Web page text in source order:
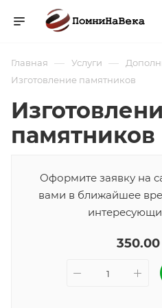
Главная — Услуги —
Изготовление памятников
памятников
Оформите заявку на
вами в ближайшее